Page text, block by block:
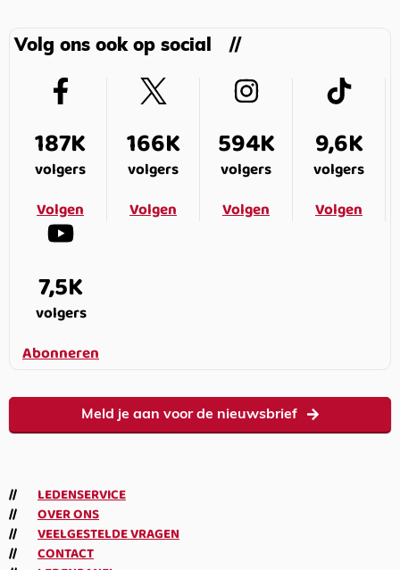
Volg ons ook op social
187K
volgers
Volgen
166K
volgers
Volgen
594K
volgers
Volgen
9,6K
volgers
Volgen
7,5K
volgers
Abonneren
Meld je aan voor de nieuwsbrief
LEDENSERVICE
OVER ONS
VEELGESTELDE VRAGEN
CONTACT